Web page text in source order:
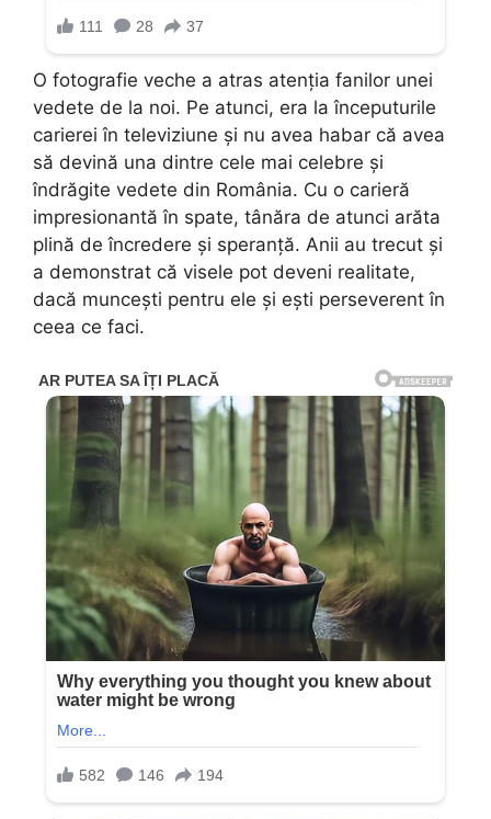
O fotografie veche a atras atenția fanilor unei
vedete de la noi. Pe atunci, era la începuturile
carierei în televiziune și nu avea habar că avea
să devină una dintre cele mai celebre și
îndrăgite vedete din România. Cu o carieră
impresionantă în spate, tânăra de atunci arăta
plină de încredere și speranță. Anii au trecut și
a demonstrat că visele pot deveni realitate,
dacă muncești pentru ele și ești perseverent în
ceea ce faci.